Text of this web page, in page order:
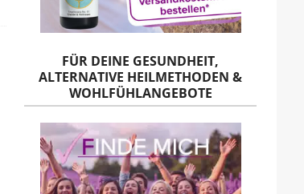
FÜR DEINE GESUNDHEIT,
ALTERNATIVE HEILMETHODEN &
WOHLFÜHLANGEBOTE